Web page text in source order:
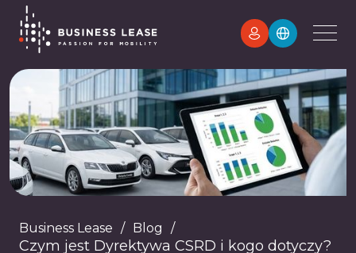
Business Lease / Blog /
Czym jest Dyrektywa CSRD i kogo dotyczy?